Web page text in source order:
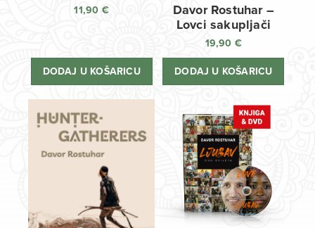
11,90 €
DODAJ U KOŠARICU
Davor Rostuhar –
Lovci sakupljači
19,90 €
DODAJ U KOŠARICU